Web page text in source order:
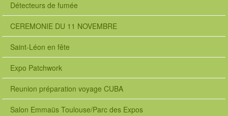
Détecteurs de fumée
CEREMONIE DU 11 NOVEMBRE
Saint-Léon en fête
Expo Patchwork
Reunion préparation voyage CUBA
Salon Emmaüs Toulouse/Parc des Expos